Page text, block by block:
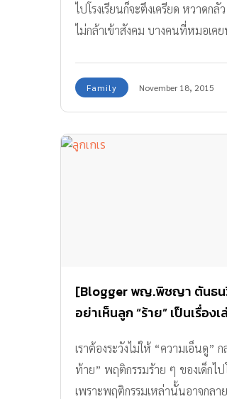
ไปโรงเรียนก็จะตึงเครียด หวาดก
ไม่กล้าเข้าสังคม บางคนที่หมอเค
Family November 18, 2015
[Blogger พญ.พิชญา ตันธน
อย่าเห็นลูก “ร้าย” เป็นเรื่อง
เราต้องระวังไม่ให้ “ความเอ็นดู”
ท้าย” พฤติกรรมร้าย ๆ ของเด็กไป
เพราะพฤติกรรมเหล่านั้นอาจกล